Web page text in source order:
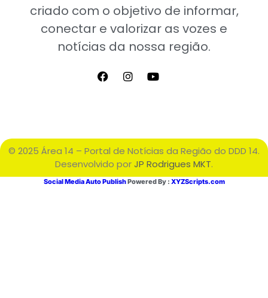
criado com o objetivo de informar,
conectar e valorizar as vozes e
notícias da nossa região.
© 2025 Área 14 – Portal de Notícias da Região do DDD 14.
Desenvolvido porJP Rodrigues MKT.
Social Media Auto PublishPowered By : XYZScripts.com